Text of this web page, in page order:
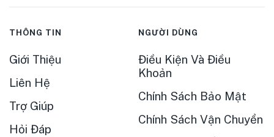
THÔNG TIN
Giới Thiệu
Liên Hệ
Trợ Giúp
Hỏi Đáp
NGƯỜI DÙNG
Điều Kiện Và Điều
Khoản
Chính Sách Bảo Mật
Chính Sách Vận Chuyển